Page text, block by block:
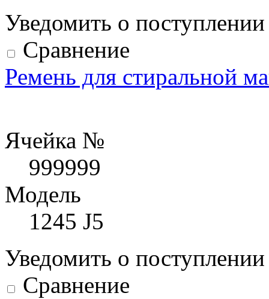
Уведомить о
Сравнение
Ремень для стиральной
Ячейка №
999999
Модель
1245 J5
Уведомить о
Сравнение